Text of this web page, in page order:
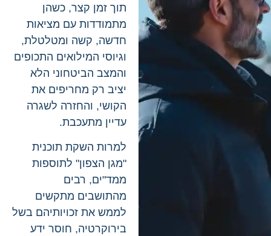
תוך זמן קצר, כשהן
מתמודדות עם מציאות
חדשה, קשה ומטלטלת,
וגיוסי המילואים התכופים
והמצב הביטחוני הלא
יציב רק מחריפים את
הקושי, והחזרה לשגרה
עדיין מתעכבת.
למרות השקת תוכנית
"מגן הצפון" לתוספות
ממד"ים, רבים
מהתושבים מתקשים
לממש את זכויותיהם בשל
בירוקרטיה, חוסר ידע